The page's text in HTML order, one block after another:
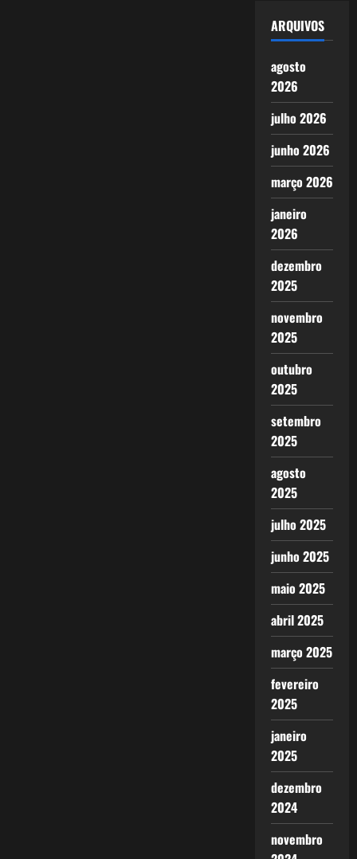
ARQUIVOS
agosto
2026
julho 2026
junho 2026
março 2026
janeiro
2026
dezembro
2025
novembro
2025
outubro
2025
setembro
2025
agosto
2025
julho 2025
junho 2025
maio 2025
abril 2025
março 2025
fevereiro
2025
janeiro
2025
dezembro
2024
novembro